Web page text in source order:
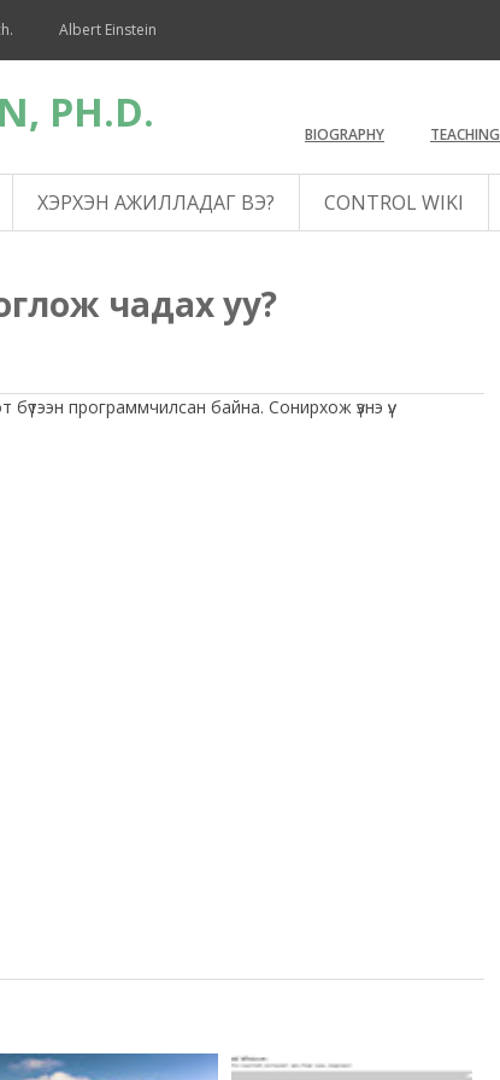
Albert Einstein
PH.D. BIOGRAPHY TEACHING
ХЭРХЭН АЖИЛЛАДАГ ВЭ? CONTROL WIKI
чадах уу?
программчилсан байна. Сонирхож үзнэ үү.